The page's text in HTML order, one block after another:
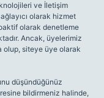
ve İletişim
olarak hizmet
olarak denetleme
Ancak, üyelerimiz
olup, siteye üye olarak
düşündüğünüz
bildirmeniz halinde,